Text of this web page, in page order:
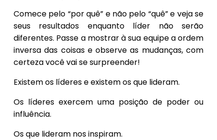
Comece pelo “por quê” e não pelo “quê” e veja se
seus resultados enquanto líder não serão
diferentes. Passe a mostrar à sua equipe a ordem
inversa das coisas e observe as mudanças, com
certeza você vai se surpreender!
Existem os líderes e existem os que lideram.
Os líderes exercem uma posição de poder ou
influência.
Os que lideram nos inspiram.